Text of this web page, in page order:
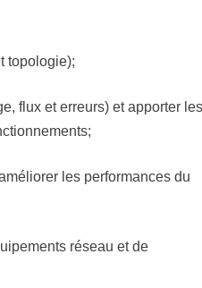
topologie);
flux et erreurs) et apporter les
les performances du
réseau et de